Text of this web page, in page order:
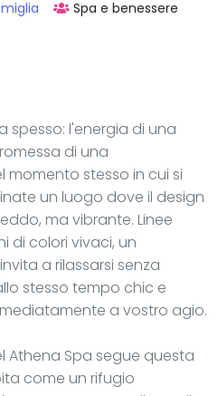
Spa e benessere
spesso: l'energia di una
di una
stesso in cui si
un luogo dove il design
ma vibrante. Linee
di colori vivaci, un
a rilassarsi senza
stesso tempo chic e
a vostro agio.
Athena Spa segue questa
come un rifugio